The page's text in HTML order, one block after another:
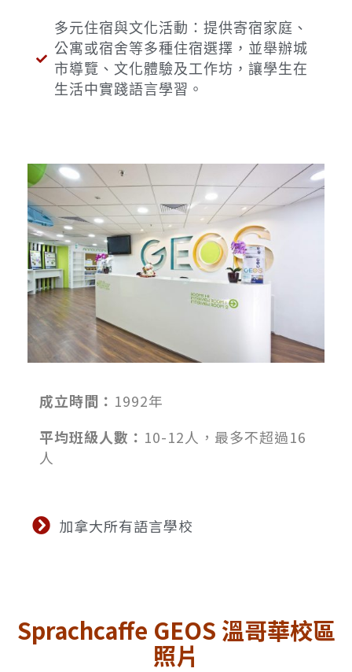
多元住宿與文化活動：提供寄宿家庭、
公寓或宿舍等多種住宿選擇，並舉辦城
市導覽、文化體驗及工作坊，讓學生在
生活中實踐語言學習。
成立時間： 1992年
平均班級人數： 10-12人，最多不超過16
人
加拿大所有語言學校
Sprachcaffe GEOS 溫哥華校區
照片